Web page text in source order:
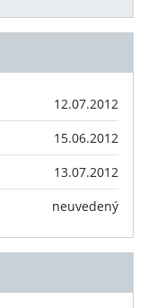
12.07.2012
15.06.2012
13.07.2012
neuvedený